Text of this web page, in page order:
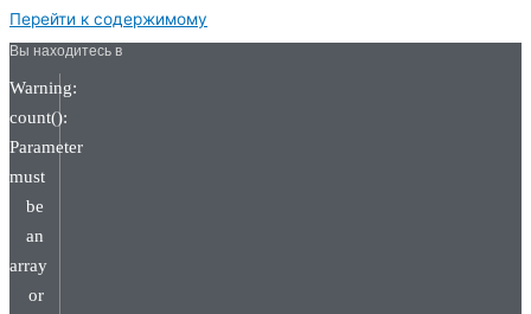
Перейти к содержимому
Вы находитесь в
Warning:
count():
Parameter
must
be
an
array
or